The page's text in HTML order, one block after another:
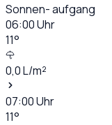
Sonnen- aufgang
06:00Uhr
11°
0,0L/m²
07:00Uhr
11°